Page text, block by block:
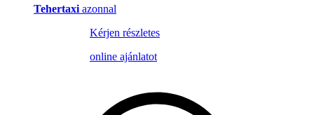
Tehertaxi azonnal
Kérjen részletes
online ajánlatot